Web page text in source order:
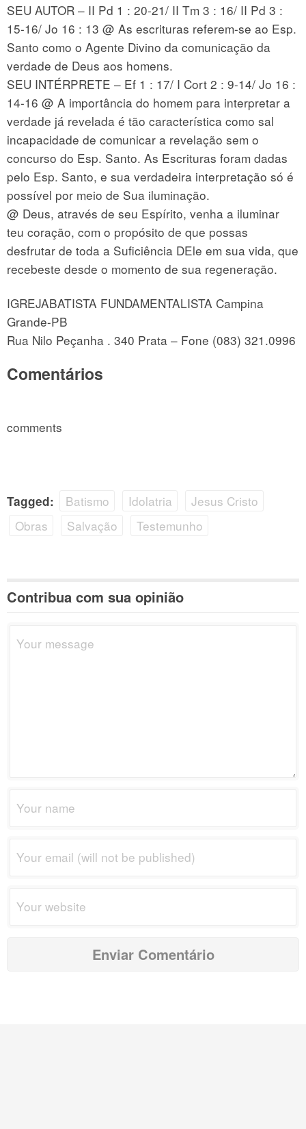
SEU AUTOR – II Pd 1 : 20-21/ II Tm 3 : 16/ II Pd 3 :
15-16/ Jo 16 : 13 @ As escrituras referem-se ao Esp.
Santo como o Agente Divino da comunicação da
verdade de Deus aos homens.
SEU INTÉRPRETE – Ef 1 : 17/ I Cort 2 : 9-14/ Jo 16 :
14-16 @ A importância do homem para interpretar a
verdade já revelada é tão característica como sal
incapacidade de comunicar a revelação sem o
concurso do Esp. Santo. As Escrituras foram dadas
pelo Esp. Santo, e sua verdadeira interpretação só é
possível por meio de Sua iluminação.
@ Deus, através de seu Espírito, venha a iluminar
teu coração, com o propósito de que possas
desfrutar de toda a Suficiência DEle em sua vida, que
recebeste desde o momento de sua regeneração.
IGREJABATISTA FUNDAMENTALISTA Campina
Grande-PB
Rua Nilo Peçanha . 340 Prata – Fone (083) 321.0996
Comentários
comments
Tagged: Batismo Idolatria
Jesus Cristo
Obras
Salvação Testemunho
Contribua com sua opinião